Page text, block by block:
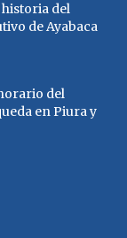
historia del
de Ayabaca
del
en Piura y